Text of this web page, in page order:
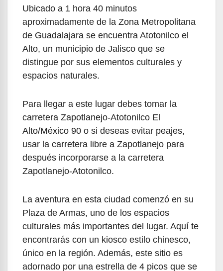
Ubicado a 1 hora 40 minutos
aproximadamente de la Zona Metropolitana
de Guadalajara se encuentra Atotonilco el
Alto, un municipio de Jalisco que se
distingue por sus elementos culturales y
espacios naturales.
Para llegar a este lugar debes tomar la
carretera Zapotlanejo-Atotonilco El
Alto/México 90 o si deseas evitar peajes,
usar la carretera libre a Zapotlanejo para
después incorporarse a la carretera
Zapotlanejo-Atotonilco.
La aventura en esta ciudad comenzó en su
Plaza de Armas, uno de los espacios
culturales más importantes del lugar. Aquí te
encontrarás con un kiosco estilo chinesco,
único en la región. Además, este sitio es
adornado por una estrella de 4 picos que se